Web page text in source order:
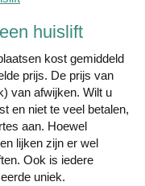
huislift
kost gemiddeld
prijs. De prijs van
van afwijken. Wilt u
en niet te veel betalen,
aan. Hoewel
lijken zijn er wel
Ook is iedere
uniek.